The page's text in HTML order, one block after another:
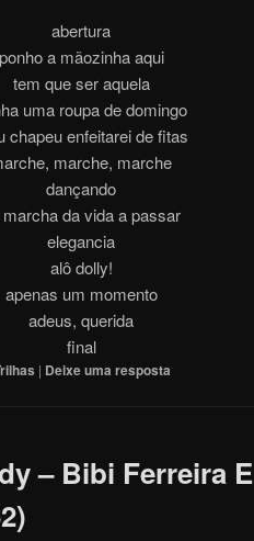
abertura
ponho a mãozinha aqui
tem que ser aquela
uma roupa de domingo
chapeu enfeitarei de fitas
marche, marche
dançando
marcha da vida a passar
elegancia
alô dolly!
apenas um momento
adeus, querida
final
| Deixe uma resposta
– Bibi Ferreira E